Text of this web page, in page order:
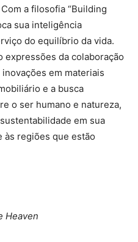
a filosofia “Building
sua inteligência
do equilíbrio da vida.
expressões da colaboração
em materiais
e a busca
o ser humano e natureza,
em sua
às regiões que estão
Heaven